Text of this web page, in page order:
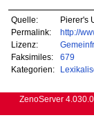
Quelle:
Pierer's
Permalink:
http://
Lizenz:
Faksimiles:
679
Kategorien:
ZenoServer